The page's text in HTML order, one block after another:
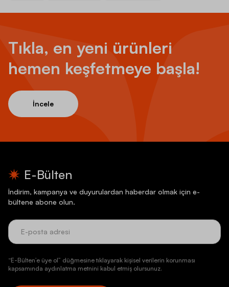
Tıkla, en yeni ürünleri
hemen keşfetmeye başla!
İncele
E-Bülten
İndirim, kampanya ve duyurulardan haberdar olmak için e-
bültene abone olun.
“E-Bülten’e üye ol” düğmesine tıklayarak kişisel verilerin korunması
kapsamında aydınlatma metnini kabul etmiş olursunuz.